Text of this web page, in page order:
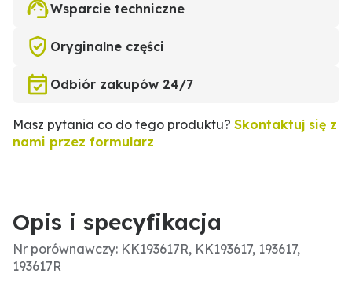
Wsparcie techniczne
Oryginalne części
Odbiór zakupów 24/7
Masz pytania co do tego produktu? Skontaktuj się z
nami przez formularz
Opis i specyfikacja
Nr porównawczy: KK193617R, KK193617, 193617,
193617R